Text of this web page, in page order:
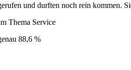
und durften noch rein kommen.
Thema Service
88,6 %